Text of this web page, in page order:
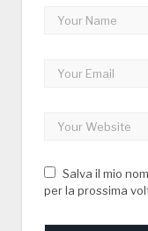
Salva il mio
per la prossima